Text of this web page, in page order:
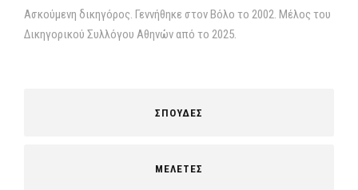
Ασκούμενη δικηγόρος. Γεννήθηκε στον Βόλο το 2002. Μέλος του
Δικηγορικού Συλλόγου Αθηνών από το 2025.
ΣΠΟΥΔΕΣ
ΜΕΛΕΤΕΣ